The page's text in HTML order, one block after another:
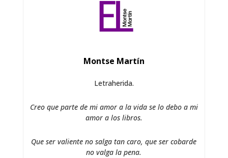
Montse Martín
Letraherida.
Creo que parte de mi amor a la vida se lo debo a mi
amor a los libros.
Que ser valiente no salga tan caro, que ser cobarde
no valga la pena.